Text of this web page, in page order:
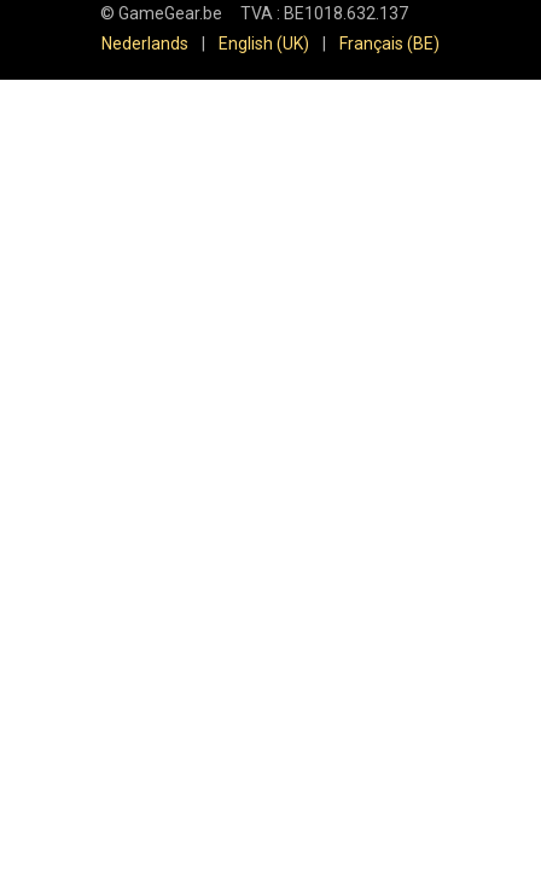
© GameGear.be TVA : BE1018.632.137
Nederlands
English (UK) Français (BE)